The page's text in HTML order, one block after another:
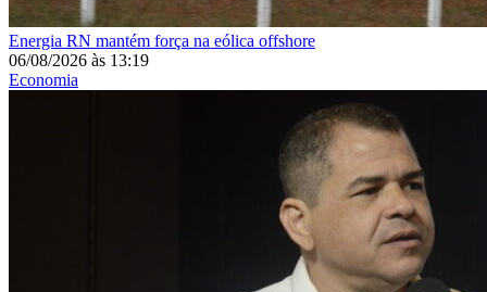
Energia RN mantém força na eólica offshore
06/08/2026 às 13:19
Economia